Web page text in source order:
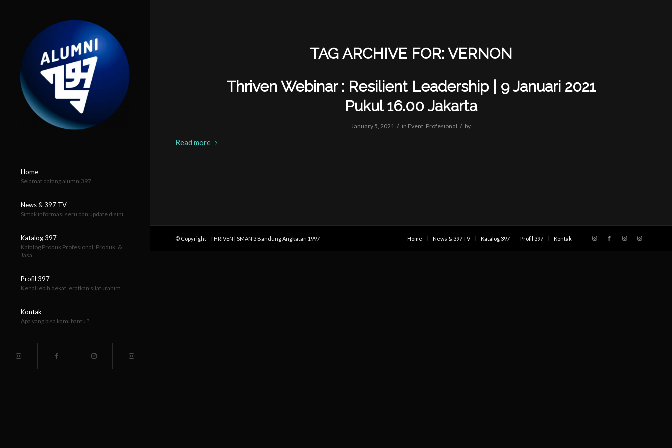
Home
Selamat datang alumni397
News & 397 TV
Simak informasi seru dan update disini
Katalog 397
Katalog Produk Profesional, Produk, &
Jasa
Profil 397
Kenal lebih dekat, eratkan silaturahim
Kontak
Apa yang bisa kami bantu ?
TAG ARCHIVE FOR: VERNON
Thriven Webinar : Resilient Leadership | 9 Januari 2021
Pukul 16.00 Jakarta
January 5, 2021 / in Event, Profesional / by
Read more
© Copyright - THRIVEN | SMAN 3 Bandung Angkatan 1997 Home News & 397 TV Katalog 397 Profil 397 Kontak